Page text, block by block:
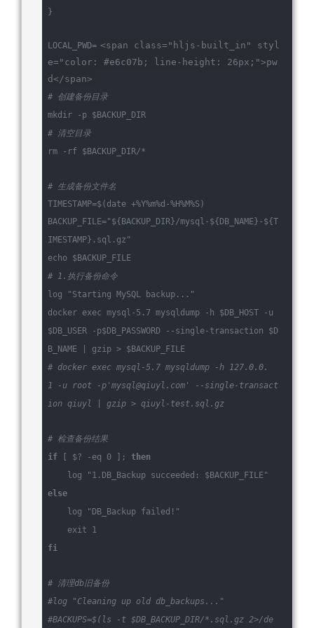
}
LOCAL_PWD= <span class="hljs-built_in" styl
e="color: #e6c07b; line-height: 26px;">pw
d </span>
# 创建备份目录
mkdir -p $BACKUP_DIR
# 清空目录
rm -rf $BACKUP_DIR/*
# 生成备份文件名
TIMESTAMP=$(date +%Y%m%d-%H%M%S)
BACKUP_FILE=" ${BACKUP_DIR}/mysql- ${DB_NAME} - ${T
IMESTAMP} .sql.gz"
echo $BACKUP_FILE
# 1.执行备份命令
log
"Starting MySQL backup..."
docker exec mysql-5.7 mysqldump -h $DB_HOST -u
$DB_USER -p$DB_PASSWORD --single-transaction $D
B_NAME | gzip > $BACKUP_FILE
# docker exec mysql-5.7 mysqldump -h 127.0.0.
1 -u root -p'mysql@qiuyl.com' --single-transact
ion qiuyl | gzip > qiuyl-test.sql.gz
# 检查备份结果
if [ $? -eq 0 ]; then
log
"1.DB_Backup succeeded: $BACKUP_FILE"
else
log
"DB_Backup failed!"
exit 1
fi
# 清理db旧备份
#log
"Cleaning up old db_backups..."
#BACKUPS=$(ls -t $DB_BACKUP_DIR/*.sql.gz 2>/de